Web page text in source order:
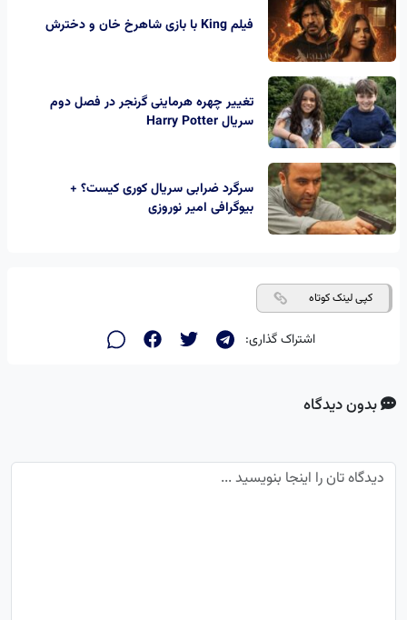
فیلم King با بازی شاهرخ خان و دخترش
تغییر چهره هرماینی گرنجر در فصل دوم
سریال Harry Potter
سرگرد ضرابی سریال کوری کیست؟ +
بیوگرافی امیر نوروزی
کپی لینک کوتاه
اشتراک گذاری:
بدون دیدگاه